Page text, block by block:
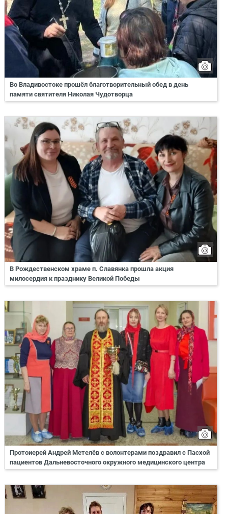
Во Владивостоке прошёл благотворительный обед в день
памяти святителя Николая Чудотворца
В Рождественском храме п. Славянка прошла акция
милосердия к празднику Великой Победы
Протоиерей Андрей Метелёв с волонтерами поздравил с Пасхой
пациентов Дальневосточного окружного медицинского центра